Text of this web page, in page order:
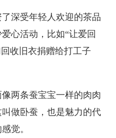
深受年轻人欢迎的茶品
心活动，比如“让爱回
收旧衣捐赠给打工子
两条蚕宝宝一样的肉肉
做卧蚕，也是魅力的代
觉。